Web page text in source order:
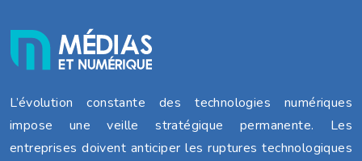
L’évolution constante des technologies numériques
impose une veille stratégique permanente. Les
entreprises doivent anticiper les ruptures technologiques